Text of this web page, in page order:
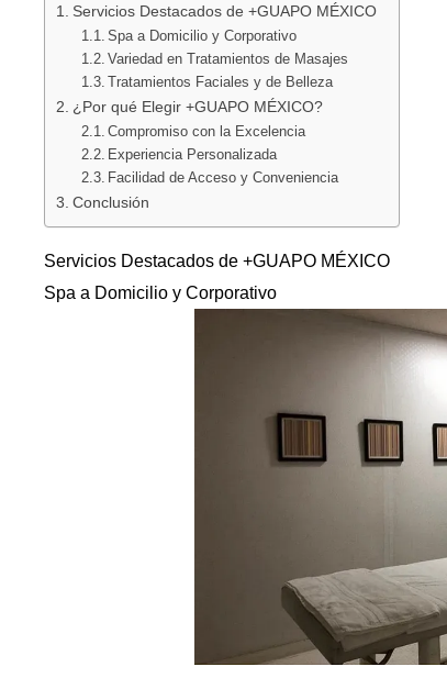
Servicios Destacados de +GUAPO MÉXICO
Spa a Domicilio y Corporativo
Variedad en Tratamientos de Masajes
Tratamientos Faciales y de Belleza
¿Por qué Elegir +GUAPO MÉXICO?
Compromiso con la Excelencia
Experiencia Personalizada
Facilidad de Acceso y Conveniencia
Conclusión
Servicios Destacados de +GUAPO MÉXICO
Spa a Domicilio y Corporativo